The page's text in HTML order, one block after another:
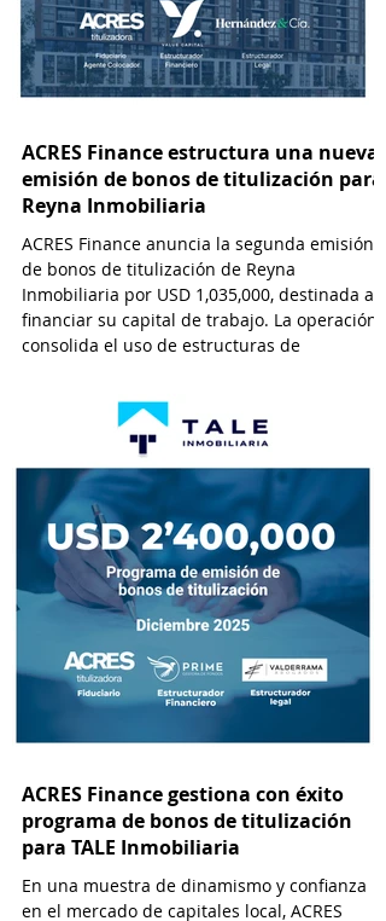
ACRES Finance estructura una nueva
emisión de bonos de titulización para
Reyna Inmobiliaria
ACRES Finance anuncia la segunda emisión
de bonos de titulización de Reyna
Inmobiliaria por USD 1,035,000, destinada a
financiar su capital de trabajo. La operación
consolida el uso de estructuras de
financiamiento cada vez más viable y
atractiva para empresas que operan en el
sector inmobiliario. Esta modalidad permite
a las desarrolladoras inmobiliarias
monetizar flujos futuros de efectivo a través
de la emisión de valores negociables en el
ACRES Finance gestiona con éxito
programa de bonos de titulización
para TALE Inmobiliaria
En una muestra de dinamismo y confianza
en el mercado de capitales local, ACRES